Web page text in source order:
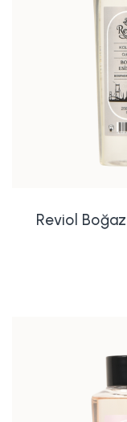
Reviol